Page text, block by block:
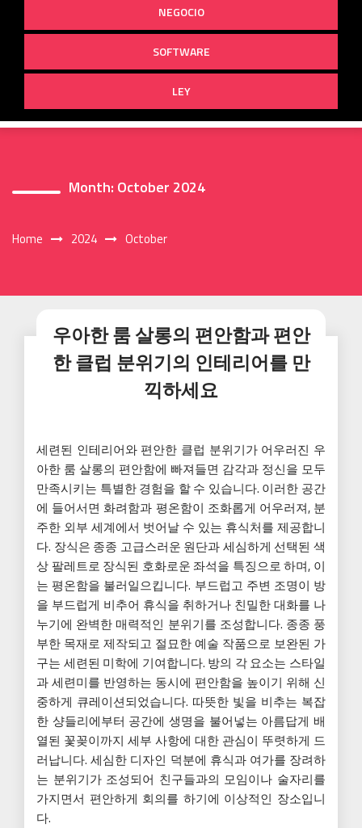
NEGOCIO
SOFTWARE
LEY
Month: October 2024
Home 2024 October
우아한 룸 살롱의 편안함과 편안
한 클럽 분위기의 인테리어를 만
끽하세요
세련된 인테리어와 편안한 클럽 분위기가 어우러진 우
아한 룸 살롱의 편안함에 빠져들면 감각과 정신을 모두
만족시키는 특별한 경험을 할 수 있습니다. 이러한 공간
에 들어서면 화려함과 평온함이 조화롭게 어우러져, 분
주한 외부 세계에서 벗어날 수 있는 휴식처를 제공합니
다. 장식은 종종 고급스러운 원단과 세심하게 선택된 색
상 팔레트로 장식된 호화로운 좌석을 특징으로 하며, 이
는 평온함을 불러일으킵니다. 부드럽고 주변 조명이 방
을 부드럽게 비추어 휴식을 취하거나 친밀한 대화를 나
누기에 완벽한 매력적인 분위기를 조성합니다. 종종 풍
부한 목재로 제작되고 절묘한 예술 작품으로 보완된 가
구는 세련된 미학에 기여합니다. 방의 각 요소는 스타일
과 세련미를 반영하는 동시에 편안함을 높이기 위해 신
중하게 큐레이션되었습니다. 따뜻한 빛을 비추는 복잡
한 샹들리에부터 공간에 생명을 불어넣는 아름답게 배
열된 꽃꽂이까지 세부 사항에 대한 관심이 뚜렷하게 드
러납니다. 세심한 디자인 덕분에 휴식과 여가를 장려하
는 분위기가 조성되어 친구들과의 모임이나 술자리를
가지면서 편안하게 회의를 하기에 이상적인 장소입니
다.